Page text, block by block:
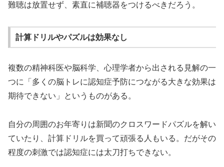
難聴は放置せず、素直に補聴器をつけるべきだろう。
計算ドリルやパズルは効果なし
複数の精神科医や脳科学、心理学者から出される見解の一
つに「多くの脳トレに認知症予防につながる大きな効果は
期待できない」というものがある。
自分の周囲のお年寄りは新聞のクロスワードパズルを解い
ていたり、計算ドリルを買って頑張る人もいる。だがその
程度の刺激では認知症には太刀打ちできない。